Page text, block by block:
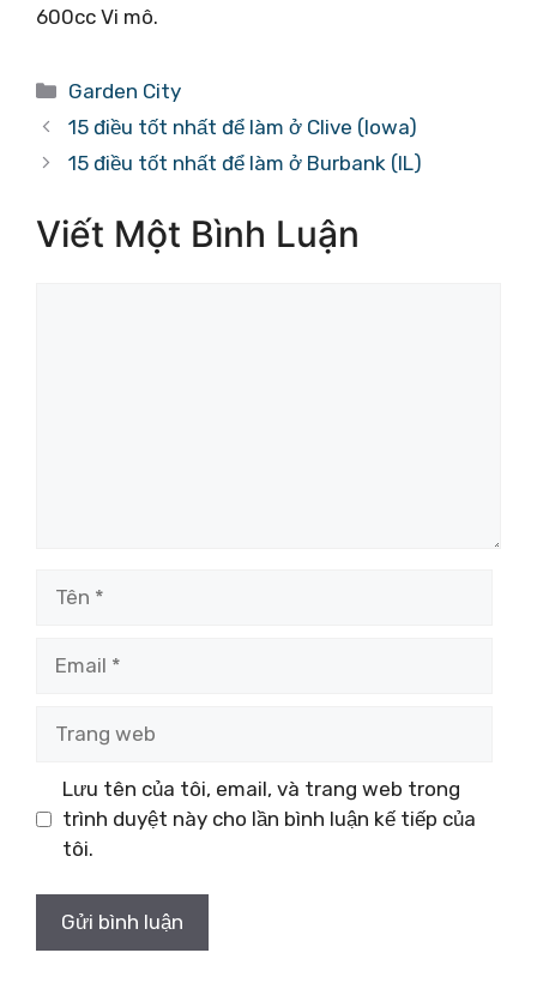
600cc Vi mô.
Danh
mục
Garden City
15 điều tốt nhất để làm ở Clive (Iowa)
15 điều tốt nhất để làm ở Burbank (IL)
Viết Một Bình Luận
web
Lưu tên của tôi, email, và trang web trong
trình duyệt này cho lần bình luận kế tiếp của
tôi.